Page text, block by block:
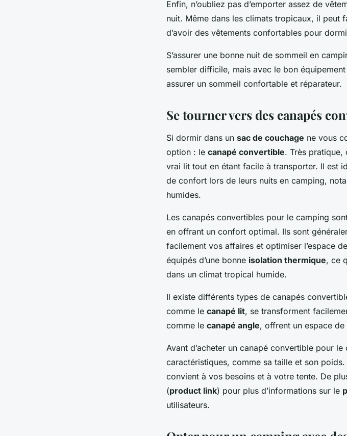
Enfin, n’oubliez pas d’emporter assez de
nuit. Même dans les climats tropicaux, il peut
d’avoir des vêtements confortables pour
S’assurer une bonne nuit de sommeil en
sembler difficile, mais avec le bon
assurer un sommeil confortable et réparateur.
Se tourner vers des canapés
Si dormir dans un sac de couchage ne vous
option : le canapé convertible. Très pratique,
vrai lit tout en étant facile à transporter. Il est
de confort lors de leurs nuits en camping,
humides.
Les canapés convertibles pour le camping
en offrant un confort optimal. Ils sont
facilement vos affaires et optimiser l’espace
équipés d’une bonne isolation thermique, ce
dans un climat tropical humide.
Il existe différents types de canapés
comme le canapé lit, se transforment
comme le canapé angle, offrent un espace
Avant d’acheter un canapé convertible pour
caractéristiques, comme sa taille et son
convient à vos besoins et à votre tente. De
(product link) pour plus d’informations sur le
utilisateurs.